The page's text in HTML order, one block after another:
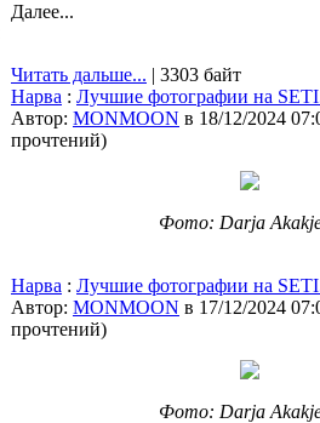
Далее...
Читать дальше... | 3303 байт
Нарва : Лучшие фотографии на
Автор: MONMOON в 18/12/2024
прочтений)
Фото: Darja
Нарва : Лучшие фотографии на
Автор: MONMOON в 17/12/2024
прочтений)
Фото: Darja